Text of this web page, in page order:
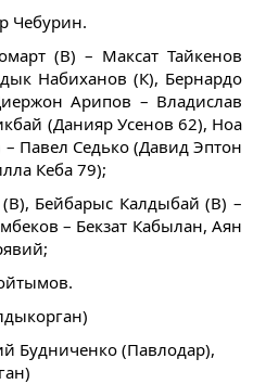
Чебурин.
(В) – Максат Тайкенов
Набиханов (К), Бернардо
Арипов – Владислав
(Данияр Усенов 62), Ноа
Павел Седько (Давид Эптон
Кеба 79)​;
Бейбарыс Калдыбай (В) –
– Бекзат Кабылан, Аян
Будниченко (Павлодар),